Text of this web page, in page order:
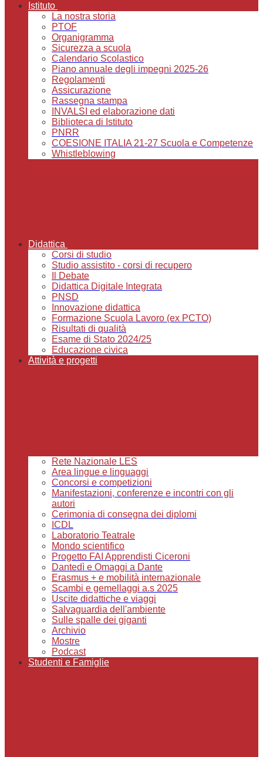
Istituto
La nostra storia
PTOF
Organigramma
Sicurezza a scuola
Calendario Scolastico
Piano annuale degli impegni 2025-26
Regolamenti
Assicurazione
Rassegna stampa
INVALSI ed elaborazione dati
Biblioteca di Istituto
PNRR
COESIONE ITALIA 21-27 Scuola e Competenze
Whistleblowing
Didattica
Corsi di studio
Studio assistito - corsi di recupero
Il Debate
Didattica Digitale Integrata
PNSD
Innovazione didattica
Formazione Scuola Lavoro (ex PCTO)
Risultati di qualità
Esame di Stato 2024/25
Educazione civica
Attività e progetti
Rete Nazionale LES
Area lingue e linguaggi
Concorsi e competizioni
Manifestazioni, conferenze e incontri con gli
autori
Cerimonia di consegna dei diplomi
ICDL
Laboratorio Teatrale
Mondo scientifico
Progetto FAI Apprendisti Ciceroni
Dantedì e Omaggi a Dante
Erasmus + e mobilità internazionale
Scambi e gemellaggi a.s 2025
Uscite didattiche e viaggi
Salvaguardia dell'ambiente
Sulle spalle dei giganti
Archivio
Mostre
Podcast
Studenti e Famiglie